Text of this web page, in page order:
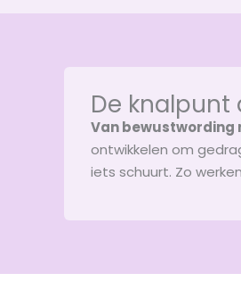
De knalpunt
Van bewustwording
ontwikkelen om
iets schuurt. Zo